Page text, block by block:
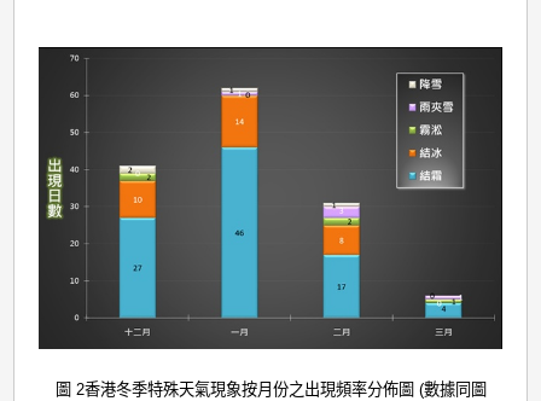
圖 2香港冬季特殊天氣現象按月份之出現頻率分佈圖 (數據同圖